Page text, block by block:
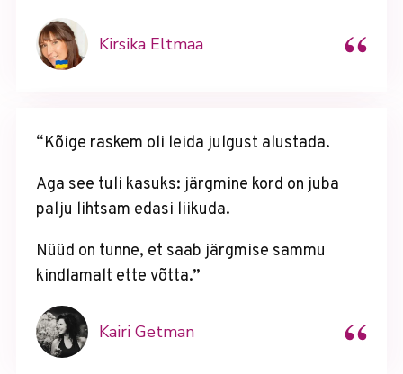
Kirsika Eltmaa “
“Kõige raskem oli leida julgust alustada.
Aga see tuli kasuks: järgmine kord on juba
palju lihtsam edasi liikuda.
Nüüd on tunne, et saab järgmise sammu
kindlamalt ette võtta.”
Kairi Getman “